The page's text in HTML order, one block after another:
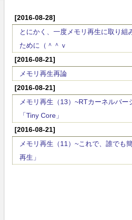
[2016-08-28]
とにかく、一度メモリ再生に取り組
ために（＾＾ｖ
[2016-08-21]
メモリ再生再論
[2016-08-21]
メモリ再生（13）~RTカーネルバー
「Tiny Core」
[2016-08-21]
メモリ再生（11）~これで、誰でも
再生」